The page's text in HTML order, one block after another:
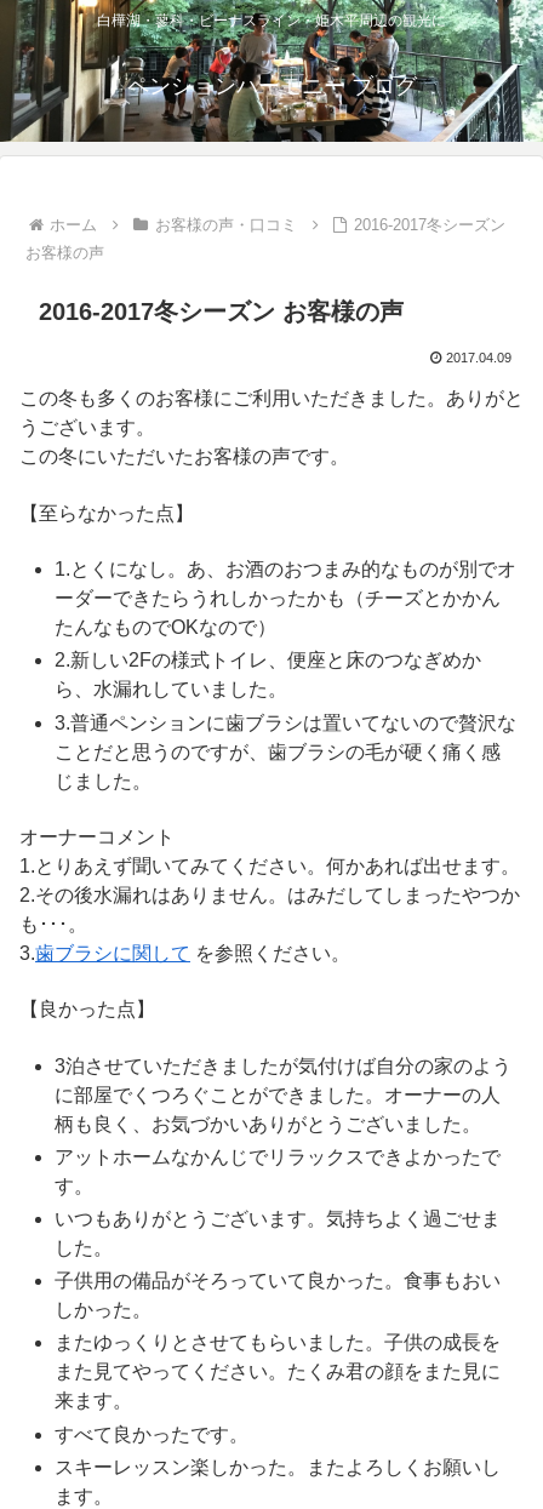
白樺湖・蓼科・ビーナスライン・姫木平周辺の観光に
ペンションハーモニー ブログ
ホーム お客様の声・口コミ
2016-2017冬シーズン
お客様の声
2016-2017冬シーズン お客様の声
2017.04.09
この冬も多くのお客様にご利用いただきました。ありがと
うございます。
この冬にいただいたお客様の声です。
【至らなかった点】
1.とくになし。あ、お酒のおつまみ的なものが別でオ
ーダーできたらうれしかったかも（チーズとかかん
たんなものでOKなので）
2.新しい2Fの様式トイレ、便座と床のつなぎめか
ら、水漏れしていました。
3.普通ペンションに歯ブラシは置いてないので贅沢な
ことだと思うのですが、歯ブラシの毛が硬く痛く感
じました。
オーナーコメント
1.とりあえず聞いてみてください。何かあれば出せます。
2.その後水漏れはありません。はみだしてしまったやつか
も･･･。
3.歯ブラシに関して を参照ください。
【良かった点】
3泊させていただきましたが気付けば自分の家のよう
に部屋でくつろぐことができました。オーナーの人
柄も良く、お気づかいありがとうございました。
アットホームなかんじでリラックスできよかったで
す。
いつもありがとうございます。気持ちよく過ごせま
した。
子供用の備品がそろっていて良かった。食事もおい
しかった。
またゆっくりとさせてもらいました。子供の成長を
また見てやってください。たくみ君の顔をまた見に
来ます。
すべて良かったです。
スキーレッスン楽しかった。またよろしくお願いし
ます。